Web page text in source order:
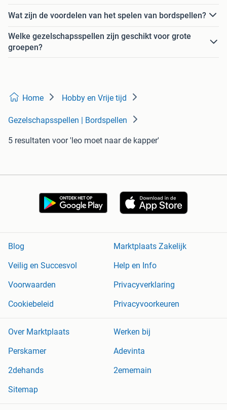
Wat zijn de voordelen van het spelen van bordspellen?
Welke gezelschapsspellen zijn geschikt voor grote
groepen?
Home Hobby en Vrije tijd
Gezelschapsspellen | Bordspellen
5 resultaten voor 'leo moet naar de kapper'
Blog
Marktplaats Zakelijk
Veilig en Succesvol
Help en Info
Voorwaarden
Privacyverklaring
Cookiebeleid
Privacyvoorkeuren
Over Marktplaats
Werken bij
Perskamer
Adevinta
2dehands
2ememain
Sitemap